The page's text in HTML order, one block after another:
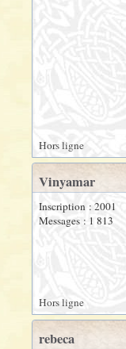
Hors ligne
Vinyamar
Inscription : 2001
Messages : 1 813
Hors ligne
rebeca